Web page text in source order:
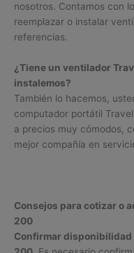
nosotros. Contamos con
reemplazar o instalar
referencias.
¿Tiene un ventilador
instalemos?
También lo hacemos,
computador portátil
a precios muy cómodos,
mejor compañía en
Consejos para cotizar o
200
Confirmar